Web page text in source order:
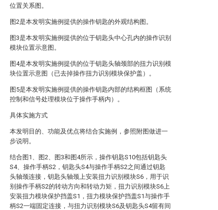
位置关系图。
图2是本发明实施例提供的操作钥匙的外观结构图。
图3是本发明实施例提供的位于钥匙头中心孔内的操作识别
模块位置示意图。
图4是本发明实施例提供的位于钥匙头轴颈部的扭力识别模
块位置示意图（已去掉操作扭力识别模块保护盖）。
图5是本发明实施例提供的操作钥匙内部的结构框图（系统
控制和信号处理模块位于操作手柄内）。
具体实施方式
本发明目的、功能及优点将结合实施例，参照附图做进一
步说明。
结合图1、图2、图3和图4所示，操作钥匙S10包括钥匙头
S4、操作手柄S2，钥匙头S4与操作手柄S2之间通过钥匙
头轴颈连接，钥匙头轴颈上安装扭力识别模块S6，用于识
别操作手柄S2的转动方向和转动力矩，扭力识别模块S6上
安装扭力模块保护挡盖S1，扭力模块保护挡盖S1与操作手
柄S2一端固定连接，与扭力识别模块S6及钥匙头S4留有间